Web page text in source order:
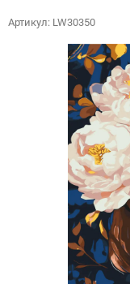
Артикул: LW30350